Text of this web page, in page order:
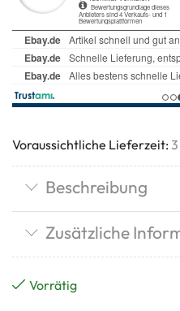
Voraussichtliche Lieferzeit:
Beschreibung
Zusätzliche
Vorrätig